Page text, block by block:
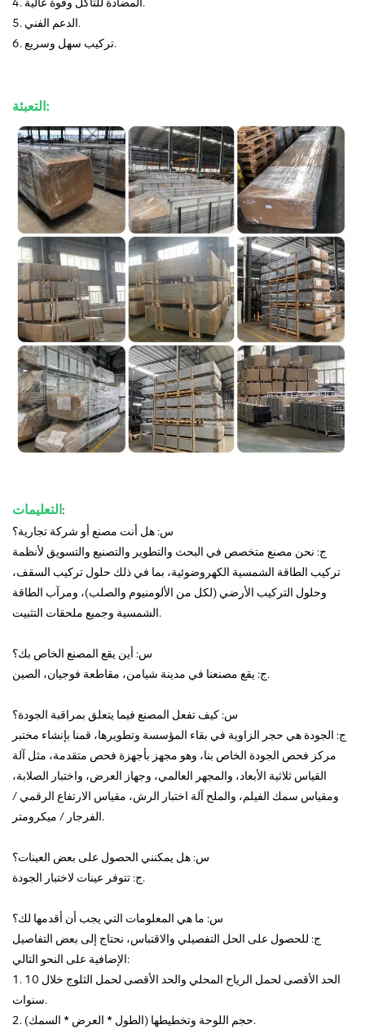
5. الدعم الفني.
6. تركيب سهل وسريع.
التعبئة:
التعليمات :
س: هل أنت مصنع أو شركة تجارية؟
ج: نحن مصنع متخصص في البحث والتطوير والتصنيع والتسويق لأنظمة
تركيب الطاقة الشمسية الكهروضوئية، بما في ذلك حلول تركيب السقف،
وحلول التركيب الأرضي (لكل من الألومنيوم والصلب)، ومرآب الطاقة
الشمسية وجميع ملحقات التثبيت.
س: أين يقع المصنع الخاص بك؟
ج: يقع مصنعنا في مدينة شيامن، مقاطعة فوجيان، الصين.
س: كيف تفعل المصنع فيما يتعلق بمراقبة الجودة؟
ج: الجودة هي حجر الزاوية في بقاء المؤسسة وتطويرها، قمنا بإنشاء مختبر
مركز فحص الجودة الخاص بنا، وهو مجهز بأجهزة فحص متقدمة، مثل آلة
القياس ثلاثية الأبعاد، والمجهر العالمي، وجهاز العرض، واختبار الصلابة،
ومقياس سمك الفيلم، والملح آلة اختبار الرش، مقياس الارتفاع الرقمي /
الفرجار / ميكرومتر.
س: هل يمكنني الحصول على بعض العينات؟
ج: تتوفر عينات لاختبار الجودة.
س: ما هي المعلومات التي يجب أن أقدمها لك؟
ج: للحصول على الحل التفصيلي والاقتباس، نحتاج إلى بعض التفاصيل
الإضافية على النحو التالي:
1. الحد الأقصى لحمل الرياح المحلي والحد الأقصى لحمل الثلوج خلال 10
سنوات.
2. حجم اللوحة وتخطيطها (الطول * العرض * السمك).